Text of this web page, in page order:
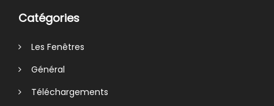
Catégories
Les Fenêtres
Général
Téléchargements